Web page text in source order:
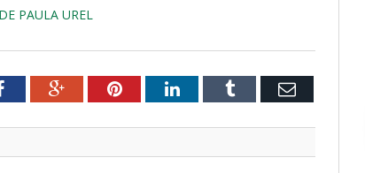
PAULA UREL
FacebookGoogle+PinterestLinkedInTumblr Email